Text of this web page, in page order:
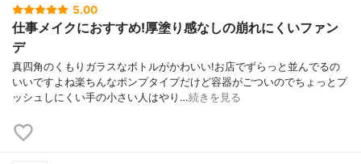
5.00
仕事メイクにおすすめ!厚塗り感なしの崩れにくいファン
デ
真四角のくもりガラスなボトルがかわいい!お店でずらっと並んでるの
いいですよね楽ちんなポンプタイプだけど容器がごついのでちょっとプ
ッシュしにくい手の小さい人はやり…続きを見る